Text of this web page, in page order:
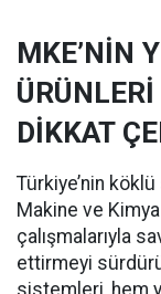
MKE’NİN
DİKKAT
Türkiye’nin
Makine ve
çalışmalarıyla
ettirmeyi